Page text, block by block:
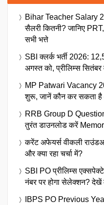
Bihar Teacher Salary
सैलरी कितनी? जानिए
सभी भत्ते
SBI क्लर्क भर्ती 2026:
अगस्त को, प्रीलिम्स सितंबर
MP Patwari Vacancy
शुरू, जानें कौन कर सकता
RRB Group D
तुरंत डाउनलोड करें
करेंट अफेयर्स वीकली
और क्या रहा चर्चा में?
SBI PO प्रीलिम्स
नंबर पर होगा सेलेक्शन? देखें
IBPS PO Previous